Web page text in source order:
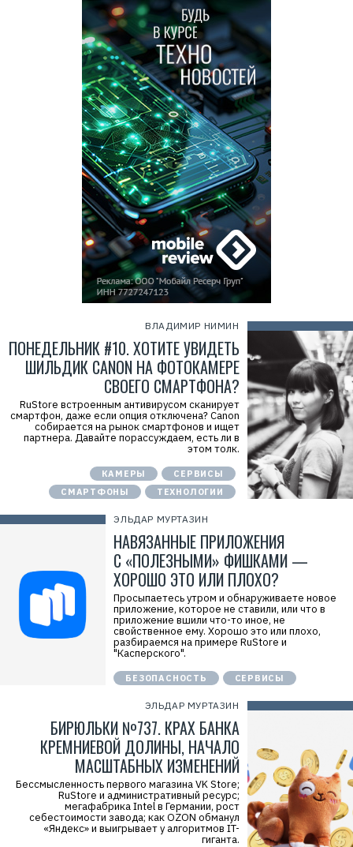
ВЛАДИМИР НИМИН
ПОНЕДЕЛЬНИК #10. ХОТИТЕ УВИДЕТЬ
ШИЛЬДИК CANON НА ФОТОКАМЕРЕ
СВОЕГО СМАРТФОНА?
RuStore встроенным антивирусом сканирует
смартфон, даже если опция отключена? Canon
собирается на рынок смартфонов и ищет
партнера. Давайте порассуждаем, есть ли в
этом толк.
КАМЕРЫ
СЕРВИСЫ
СМАРТФОНЫ
ТЕХНОЛОГИИ
ЭЛЬДАР МУРТАЗИН
НАВЯЗАННЫЕ ПРИЛОЖЕНИЯ
С «ПОЛЕЗНЫМИ» ФИШКАМИ —
ХОРОШО ЭТО ИЛИ ПЛОХО?
Просыпаетесь утром и обнаруживаете новое
приложение, которое не ставили, или что в
приложение вшили что-то иное, не
свойственное ему. Хорошо это или плохо,
разбираемся на примере RuStore и
"Касперского".
БЕЗОПАСНОСТЬ СЕРВИСЫ
ЭЛЬДАР МУРТАЗИН
БИРЮЛЬКИ №737. КРАХ БАНКА
КРЕМНИЕВОЙ ДОЛИНЫ, НАЧАЛО
МАСШТАБНЫХ ИЗМЕНЕНИЙ
Бессмысленность первого магазина VK Store;
RuStore и административный ресурс;
мегафабрика Intel в Германии, рост
себестоимости завода; как OZON обманул
«Яндекс» и выигрывает у алгоритмов IT-
гиганта.